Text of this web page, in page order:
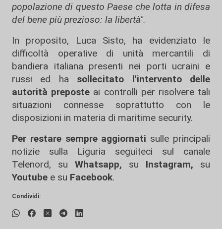
popolazione di questo Paese che lotta in difesa
del bene più prezioso: la libertà".
In proposito, Luca Sisto, ha evidenziato le
difficoltà operative di unità mercantili di
bandiera italiana presenti nei porti ucraini e
russi ed hasollecitato l'intervento delle
autorità preposte ai controlli per risolvere tali
situazioni connesse soprattutto con le
disposizioni in materia di maritime security.
Per restare sempre aggiornati sulle principali
notizie sulla Liguria seguiteci sul canale
Telenord, su
Whatsapp, su Instagram, su
Youtube e su Facebook.
Condividi: